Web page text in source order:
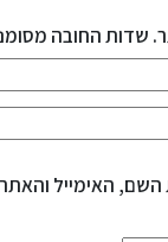
שדות החובה
האימייל והאתר